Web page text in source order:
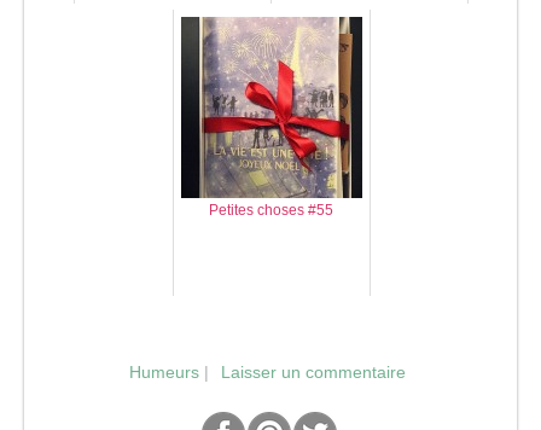
Petites choses #55
Humeurs| Laisser un commentaire